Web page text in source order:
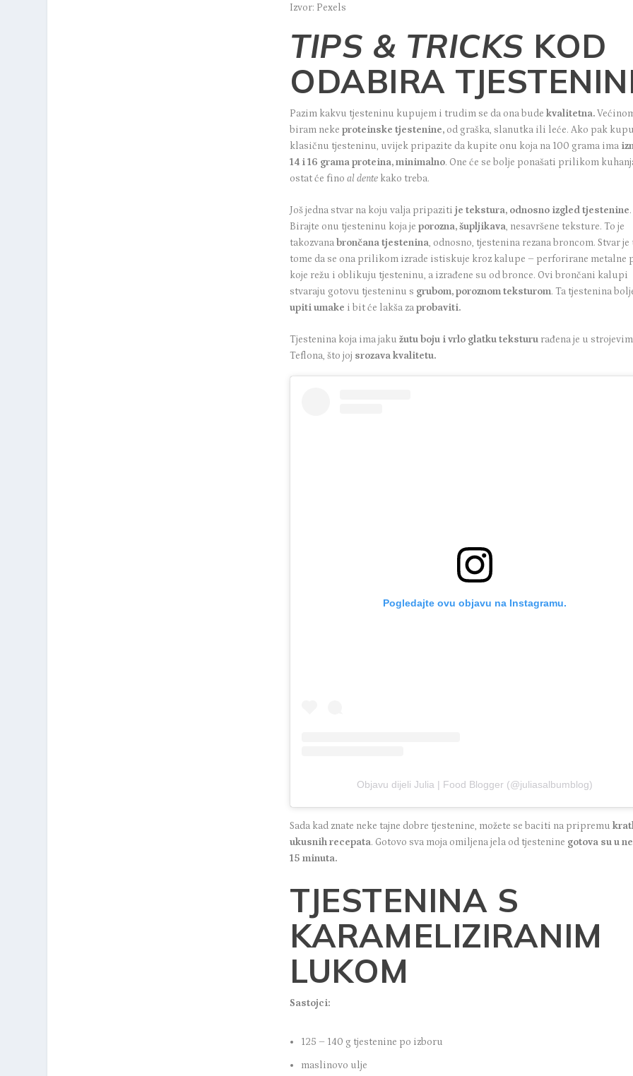
Izvor: Pexels
TIPS & TRICKS KOD
ODABIRA
Pazim kakvu tjesteninu kupujem i trudim se da ona budekvalitetna.
biram nekeproteinske tjestenine, od graška, slanutka ili leće. Ako pak
klasičnu tjesteninu, uvijek pripazite da kupite onu koja na 100 grama ima
14 i 16 grama proteina, minimalno. One će se bolje ponašati prilikom
ostat će finoal dente kako treba.
Još jedna stvar na koju valja pripazitije tekstura, odnosno izgled tjestenine.
Birajte onu tjesteninu koja jeporozna, šupljikava, nesavršene teksture. To je
takozvana brončana tjestenina, odnosno, tjestenina rezana broncom. Stvar je
tome da se ona prilikom izrade istiskuje kroz kalupe – perforirane metalne
koje režu i oblikuju tjesteninu, a izrađene su od bronce. Ovi brončani kalupi
stvaraju gotovu tjesteninu s grubom, poroznom teksturom. Ta tjestenina
upiti umake i bit će lakša zaprobaviti.
Tjestenina koja ima jakužutu boju i vrlo glatku teksturu rađena je u
Teflona, što joj srozava kvalitetu.
Pogledajte ovu objavu na Instagramu.
Objavu dijeli Julia | Food Blogger (@juliasalbumblog)
Sada kad znate neke tajne dobre tjestenine, možete se baciti na pripremu
ukusnih recepata. Gotovo sva moja omiljena jela od tjestenine gotova su u
15 minuta.
TJESTENINA S
KARAMELIZIRANIM
LUKOM
Sastojci:
125 – 140 g tjestenine po izboru
maslinovo ulje